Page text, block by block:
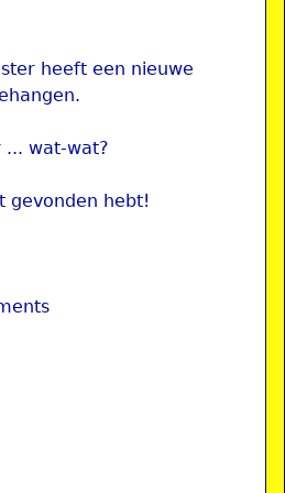
heeft een nieuwe
... wat-wat?
gevonden hebt!